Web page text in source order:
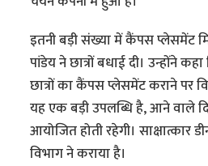
इतनी बड़ी संख्या में कैंपस प्लेसमेंट
पांडेय ने छात्रों बधाई दी। उन्होंने
छात्रों का कैंपस प्लेसमेंट कराने पर
यह एक बड़ी उपलब्धि है, आने वाले
आयोजित होती रहेगी। साक्षात्कार
विभाग ने कराया है।